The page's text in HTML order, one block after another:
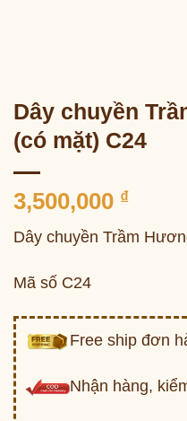
Dây chuyền
(có mặt) C24
3,500,000 ₫
Dây chuyền Trầm
Mã số C24
Free ship đơn
Nhận hàng,